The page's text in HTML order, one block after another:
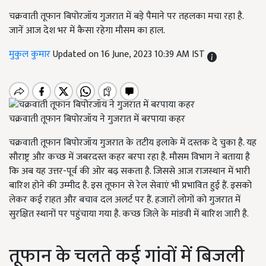
चक्रवाती तूफान बिपोरजॉय गुजरात में बड़े पैमाने पर तहलका मचा रहा है.
जानें आज देश भर में कैसा रहेगा मौसम का हाल.
मुकुल कुमारUpdated on 16 June, 2023 10:39 AM IST
चक्रवाती तूफान बिपोरजॉय ने गुजरात में बरपाया कहर
चक्रवाती तूफान बिपोरजॉय गुजरात के तटीय इलाके में दस्तक दे चुका है. यह
सौराष्ट्र और कच्छ में जबरदस्त कहर बरपा रहा है. मौसम विभाग ने बताया है
कि अब यह उत्तर-पूर्व की ओर बढ़ सकता है. जिससे आज राजस्थान में भारी
बारिश होने की उम्मीद है. इस तूफान से रेल सेवाएं भी प्रभावित हुई हैं. इसको
लेकर कई राहत और बचाव दल अलर्ट पर हैं. हजारों लोगों को गुजरात में
सुरक्षित स्थानों पर पहुंचाया गया है. कच्छ जिले के मांडवी में बारिश जारी है.
तूफान के चलते कई गांवों में बिजली